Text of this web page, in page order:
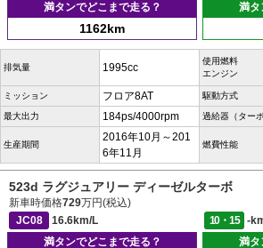
満タンでどこまで走る？
1162km
満タ
排気量 1995cc
使用燃料
エンジン
ミッション フロア8AT 駆動方式
最大出力 184ps/4000rpm 過給器（ターボ
生産期間
2016年10月～201
6年11月
燃費性能
523d ラグジュアリー ディーゼルターボ
新車時価格729万円(税込)
JC08
16.6km/L 10・15
-
満タンでどこまで走る？
満タ